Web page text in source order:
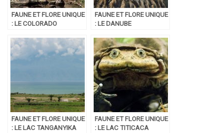
FAUNE ET FLORE UNIQUE
: LE COLORADO
FAUNE ET FLORE UNIQUE
: LE DANUBE
FAUNE ET FLORE UNIQUE
: LE LAC TANGANYIKA
FAUNE ET FLORE UNIQUE
: LE LAC TITICACA